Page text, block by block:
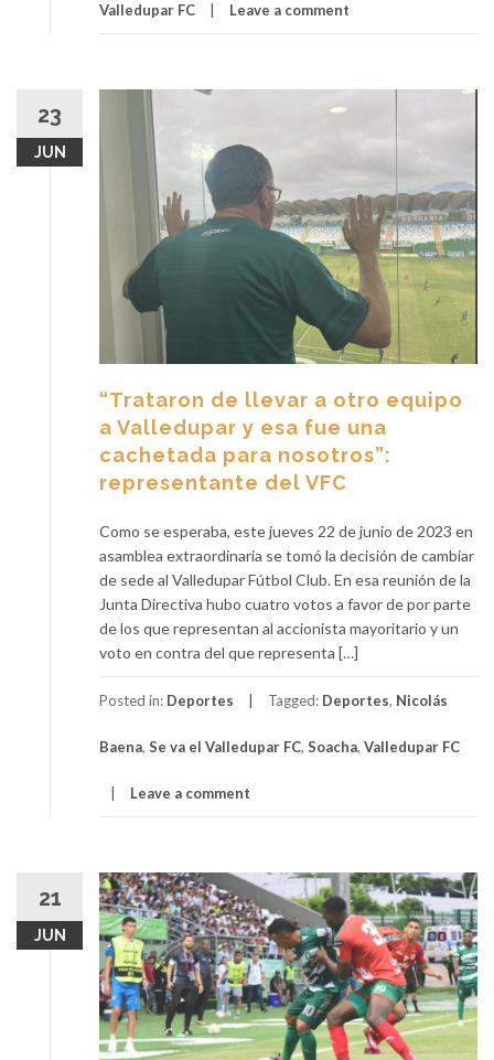
Valledupar FC Leave a comment
23
JUN
“Trataron de llevar a otro equipo
a Valledupar y esa fue una
cachetada para nosotros”:
representante del VFC
Como se esperaba, este jueves 22 de junio de 2023 en
asamblea extraordinaria se tomó la decisión de cambiar
de sede al Valledupar Fútbol Club. En esa reunión de la
Junta Directiva hubo cuatro votos a favor de por parte
de los que representan al accionista mayoritario y un
voto en contra del que representa […]
Posted in: Deportes Tagged: Deportes, Nicolás
Baena, Se va el Valledupar FC, Soacha, Valledupar FC
Leave a comment
21
JUN